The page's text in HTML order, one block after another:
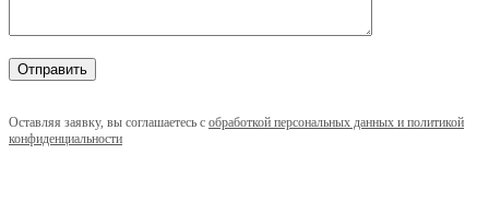
Оставляя заявку, вы соглашаетесь с обработкой персональных данных и политикой
конфиденциальности